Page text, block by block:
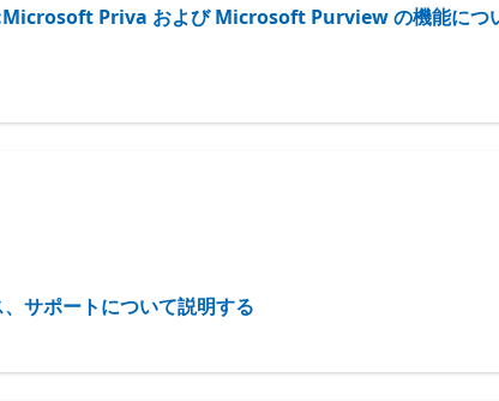
Priva および Microsoft Purview の機能につ
サポートについて説明する